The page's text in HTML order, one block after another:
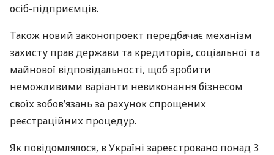
осіб-підприємців.
Також новий законопроект передбачає механізм
захисту прав держави та кредиторів, соціальної та
майнової відповідальності, щоб зробити
неможливими варіанти невиконання бізнесом
своїх зобов’язань за рахунок спрощених
реєстраційних процедур.
Як повідомлялося, в Україні зареєстровано понад 3